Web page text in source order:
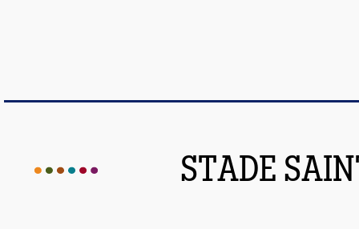
STADE